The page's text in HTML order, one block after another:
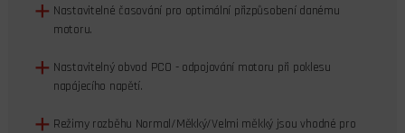
Nastavitelné časování pro optimální přizpůsobení danému
motoru.
Nastavitelný obvod PCO - odpojování motoru při poklesu
napájecího napětí.
Režimy rozběhu Normal/Měkký/Velmi měkký jsou vhodné pro